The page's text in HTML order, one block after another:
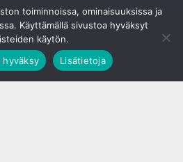
toiminnoissa, ominaisuuksissa ja
Käyttämällä sivustoa hyväksyt
käytön.
hyväksy Lisätietoja